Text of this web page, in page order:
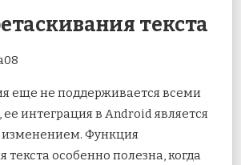
текста
еще не поддерживается всеми
интеграция в Android является
Функция
текста особенно полезна, когда